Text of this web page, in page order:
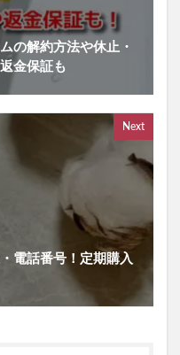
の解約方法や休止・
金保証も
Next
電話番号！定期購入